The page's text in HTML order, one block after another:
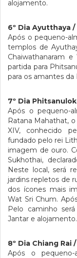
alojamento.
6º Dia Ayutthaya
Após o pequeno-
templos de
Chaiwathanaram
partida para
para os amantes
7º Dia
Após o pequeno-
Ratana Mahathat,
XIV, conhecido
fundado pelo rei
imagem de ouro.
Sukhothai,
Neste local, será
jardins repletos de
dos ícones mais
Wat Sri Chum.
Pelo caminho
Jantar e alojamento.
8º Dia Chiang Rai
Após o